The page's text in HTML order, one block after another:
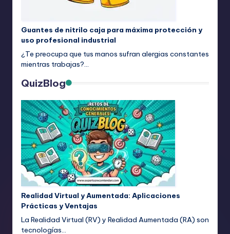
Guantes de nitrilo caja para máxima protección y
uso profesional industrial
¿Te preocupa que tus manos sufran alergias constantes
mientras trabajas?…
QuizBlog
Realidad Virtual y Aumentada: Aplicaciones
Prácticas y Ventajas
La Realidad Virtual (RV) y Realidad Aumentada (RA) son
tecnologías…